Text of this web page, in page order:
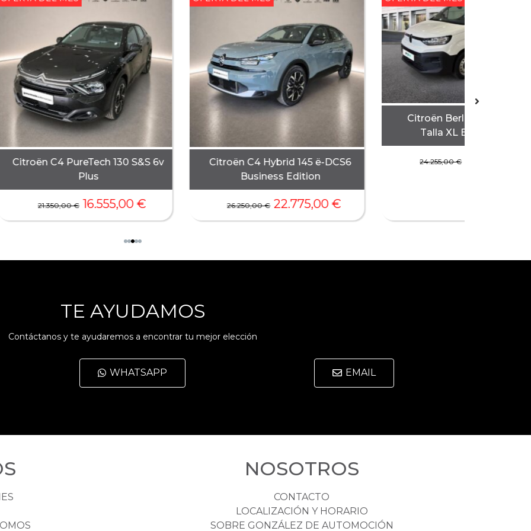
Citroën C4 PureTech 130 S&S 6v
Plus
21.350,00€ 16.555,00€
Citroën C4 Hybrid 145 ë-DCS6
Business Edition
26.250,00€ 22.775,00€
Citroën Berlingo Doble
Talla XL BlueHDi 100 –
24.255,00€
TE AYUDAMOS
Contáctanos y te ayudaremos a encontrar tu mejor elección
WHATSAPP EMAIL
NOSOTROS
CONTACTO
LOCALIZACIÓN Y HORARIO
SOBRE GONZÁLEZ DE AUTOMOCIÓN